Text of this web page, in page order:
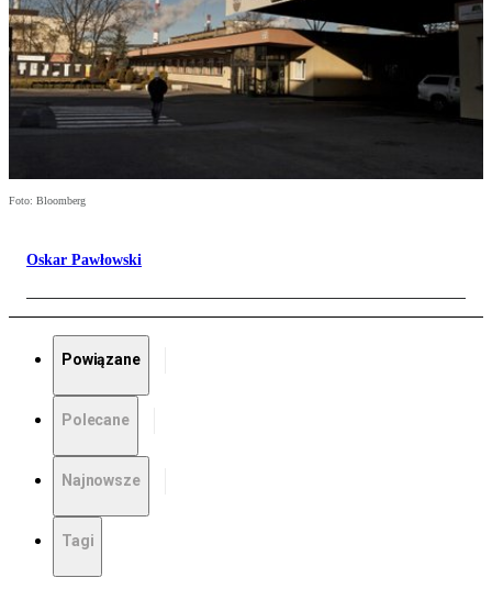
Foto: Bloomberg
Oskar Pawłowski
Powiązane
Polecane
Najnowsze
Tagi